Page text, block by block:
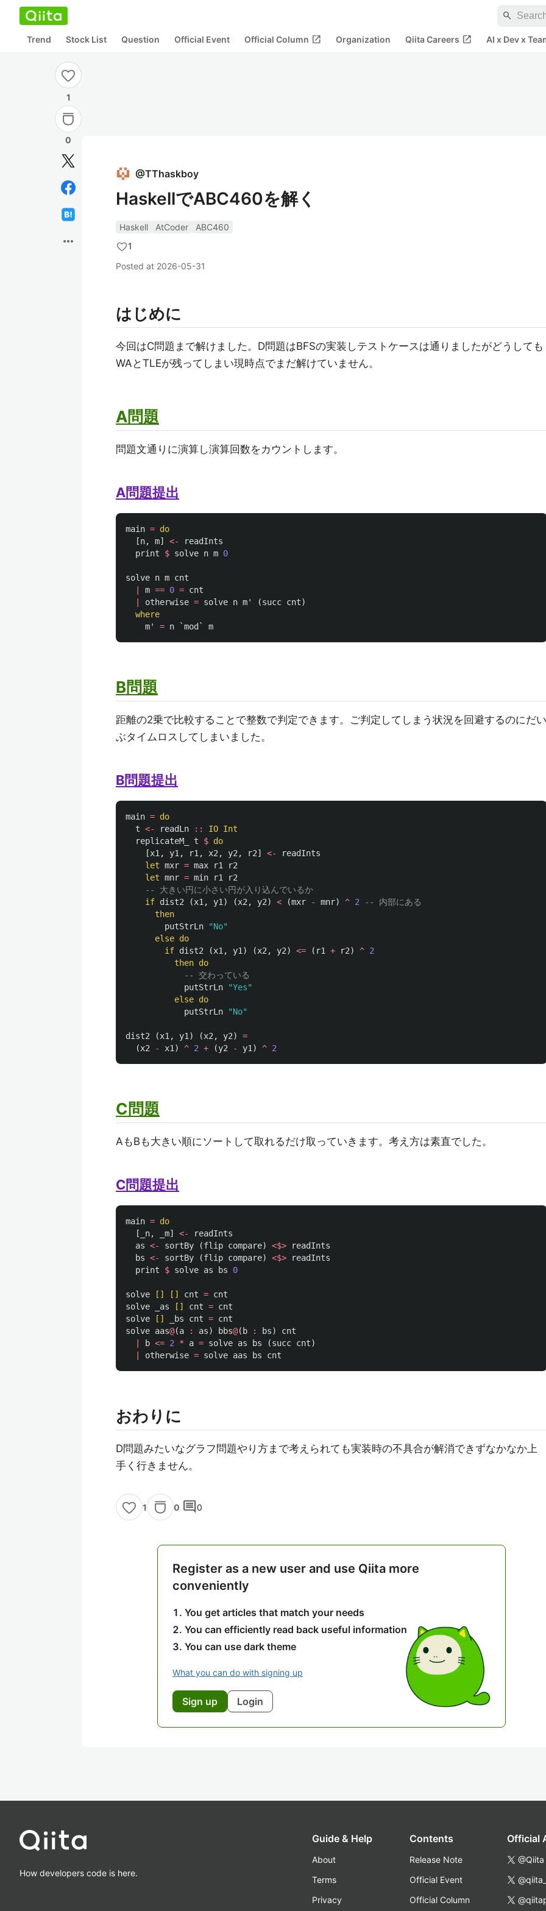
search
Trend Stock List Question Official Event Official Column open_in_new Organization Qiita Careers open_in_new AI x Dev x
1
0
more_horiz
@TThaskboy
HaskellでABC460を解く
Haskell AtCoder
ABC460
1
Posted at 2026-05-31
はじめに
今回はC問題まで解けました。D問題はBFSの実装しテストケースは通りましたがどうしても
WAとTLEが残ってしまい現時点でまだ解けていません。
A問題
問題文通りに演算し演算回数をカウントします。
A問題提出
main = do
[n, m] <-
readInts
print
$ solve n m 0
solve n m cnt
m == 0 = cnt
otherwise = solve n m' (succ cnt)
where
m'
= n `mod ` m
B問題
距離の2乗で比較することで整数で判定できます。ご判定してしまう状況を回避するのにだい
ぶタイムロスしてしまいました。
B問題提出
main = do
t <- readLn :: IO Int
replicateM_
t $ do
[x1 , y1 , r1 , x2 , y2 , r2] <-
readInts
let mxr = max r1
r2
let mnr = min r1
r2
-- 大きい円に小さい円が入り込んでいるか
if dist2 (x1 , y1 ) (x2 , y2) < (mxr - mnr) ^ 2
-- 内部にある
then
putStrLn
"No"
else do
if dist2 (x1 , y1 ) (x2 , y2) <= ( r1 + r2) ^ 2
then do
-- 交わっている
putStrLn
"Yes"
else do
putStrLn
"No"
dist2 (x1 , y1 ) (x2 , y2)
=
(x2 - x1 ) ^ 2 + (y2 - y1 ) ^ 2
C問題
AもBも大きい順にソートして取れるだけ取っていきます。考え方は素直でした。
C問題提出
main = do
[
_n, _m] <-
readInts
as <- sortBy (flip compare) <$>
readInts
bs <- sortBy (flip compare) <$>
readInts
print
$ solve as bs 0
solve [] [] cnt = cnt
solve
_as [] cnt = cnt
solve
[] _bs cnt = cnt
solve aas@(a : as) bbs@( b : bs)
cnt
b <= 2 * a = solve as bs (succ cnt)
otherwise = solve aas bs cnt
おわりに
D問題みたいなグラフ問題やり方まで考えられても実装時の不具合が解消できずなかなか上
手く行きません。
1 0 comment0
Register as a new user and use Qiita more
conveniently
You get articles that match your needs
You can efficiently read back useful information
You can use dark theme
What you can do with signing up
Sign up Login
How developers code is here.
Guide & Help
About
Terms
Privacy
Contents
Release Note
Official Event
Official Column
Official
@Qiita